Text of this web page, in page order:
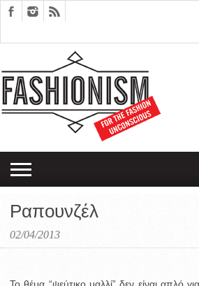
EDITORIALS
COUPLES
THERAPY
SARTORIAGRAM
Ραπουνζέλ
02/04/2013